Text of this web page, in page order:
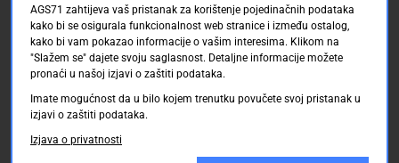
AGS71 zahtijeva vaš pristanak za korištenje pojedinačnih podataka
kako bi se osigurala funkcionalnost web stranice i između ostalog,
kako bi vam pokazao informacije o vašim interesima. Klikom na
"Slažem se" dajete svoju saglasnost. Detaljne informacije možete
pronaći u našoj izjavi o zaštiti podataka.
Imate mogućnost da u bilo kojem trenutku povučete svoj pristanak u
izjavi o zaštiti podataka.
Izjava o privatnosti